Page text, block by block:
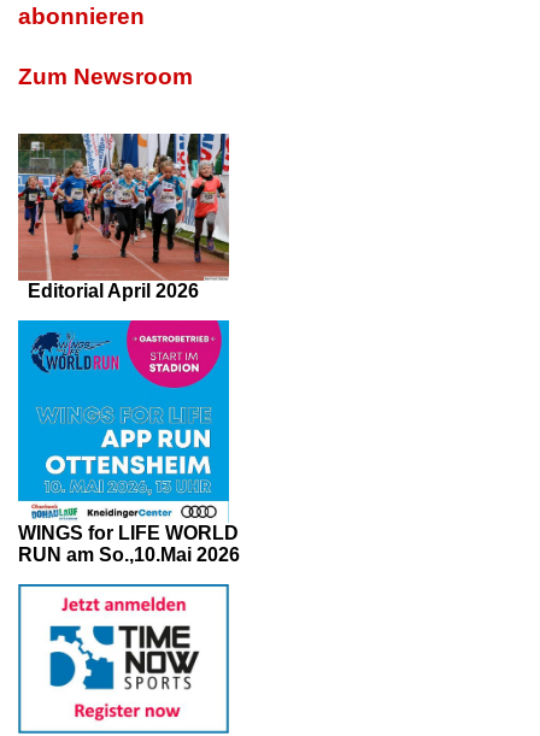
abonnieren
Zum Newsroom
Editorial April 2026
WINGS for LIFE WORLD
RUN am So.,10.Mai 2026